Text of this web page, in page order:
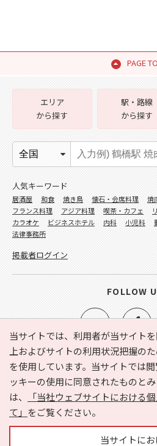
PAGE
当サイトでは、利用者が当サイト
上およびサイトの利用状況把握の
を使用しています。当サイトでは
ッキーの使用に同意されたものと
は、
「当社ウェブサイトにおける
て」 をご覧ください。
当サイトにお
e-NAVITA（イーナビタ）とは？
利用規約
個人情報の取り扱いに
サイトマップ
広告掲載に関
エリア
から探す
駅・路線
から探す
人気キーワード
居酒屋 和食 焼き鳥 懐石・会席料理 焼
フランス料理
アジア料理 喫茶・カフェ
カラオケ
ビジネスホテル 内科 小児科
法律事務所
掲載者ログイン
FOLLOW